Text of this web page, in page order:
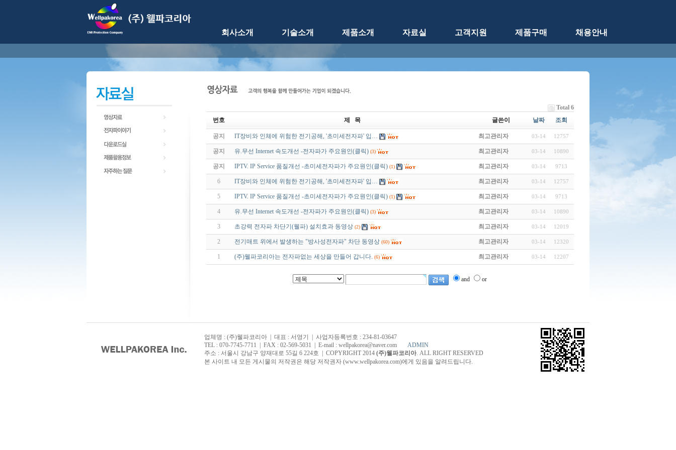
회사소개 기술소개 제품소개 자료실 고객지원 제품구매 채용안내
Total 6
번호
제 목 글쓴이 날짜 조회
공지 IT장비와 인체에 위험한 전기공해, '초미세전자파' 입… 최고관리자 03-14 12757
공지 유.무선 Internet 속도개선 -전자파가 주요원인(클릭) (3) 최고관리자 03-14 10890
공지 IPTV. IP Service 품질개선 -초미세전자파가 주요원인(클릭) (1) 최고관리자 03-14 9713
6 IT장비와 인체에 위험한 전기공해, '초미세전자파' 입… 최고관리자 03-14 12757
5 IPTV. IP Service 품질개선 -초미세전자파가 주요원인(클릭) (1) 최고관리자 03-14 9713
4 유.무선 Internet 속도개선 -전자파가 주요원인(클릭) (3) 최고관리자 03-14 10890
3 초강력 전자파 차단기(웰파) 설치효과 동영상 (2) 최고관리자 03-14 12019
2 전기매트 위에서 발생하는 "방사성전자파" 차단 동영상 (60) 최고관리자 03-14 12320
1 (주)웰파코리아는 전자파없는 세상을 만들어 갑니다. (6) 최고관리자 03-14 12207
and or
업체명 : (주)웰파코리아 | 대표 : 서영기 | 사업자등록번호 : 234-81-03647
TEL : 070-7745-7711 | FAX : 02-569-5031 | E-mail : wellpakorea@naver.com ADMIN
주소 : 서울시 강남구 양재대로 55길 6 224호 | COPYRIGHT 2014 (주)웰파코리아. ALL RIGHT RESERVED
본 사이트 내 모든 게시물의 저작권은 해당 저작권자 (www.wellpakorea.com)에게 있음을 알려드립니다.